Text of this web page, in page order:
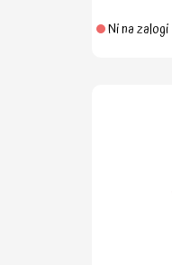
Ni na zalogi